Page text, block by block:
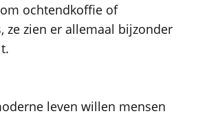
ochtendkoffie of
ze zien er allemaal bijzonder
leven willen mensen